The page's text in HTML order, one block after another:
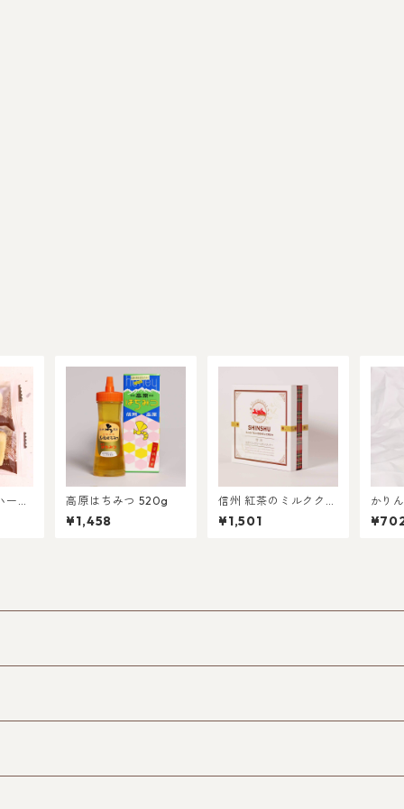
フ 高原はちみつ 520g
¥1,458
信州 紅茶のミルククリ
ームサンドクッキー 8
個入
¥1,501
かり